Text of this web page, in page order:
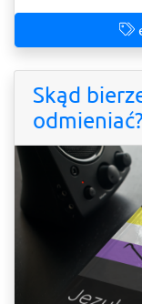
Skąd
odmieniać?